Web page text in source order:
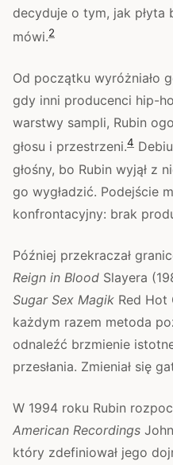
decyduje o tym, jak płyta
mówi.2
Od początku wyróżniało
gdy inni producenci hip-
warstwy sampli, Rubin
głosu i przestrzeni.4
głośny, bo Rubin wyjął z
go wygładzić. Podejście
konfrontacyjny: brak
Później przekraczał
Reign in Blood Slayera
Sugar Sex Magik Red Hot
każdym razem metoda
odnaleźć brzmienie
przesłania. Zmieniał się
W 1994 roku Rubin
American Recordings
który zdefiniował jego